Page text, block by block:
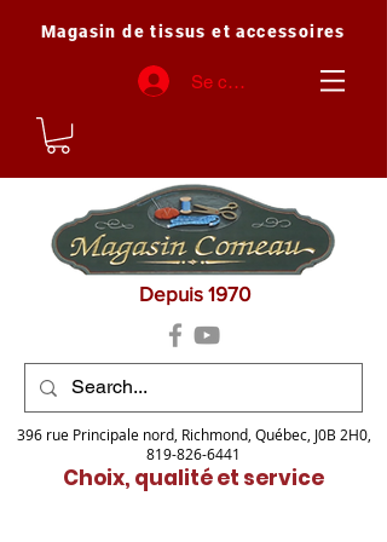
Magasin de tissus et accessoires
Se connecter
Depuis 1970
396 rue Principale nord, Richmond, Québec, J0B 2H0,
819-826-6441
Choix, qualité et service